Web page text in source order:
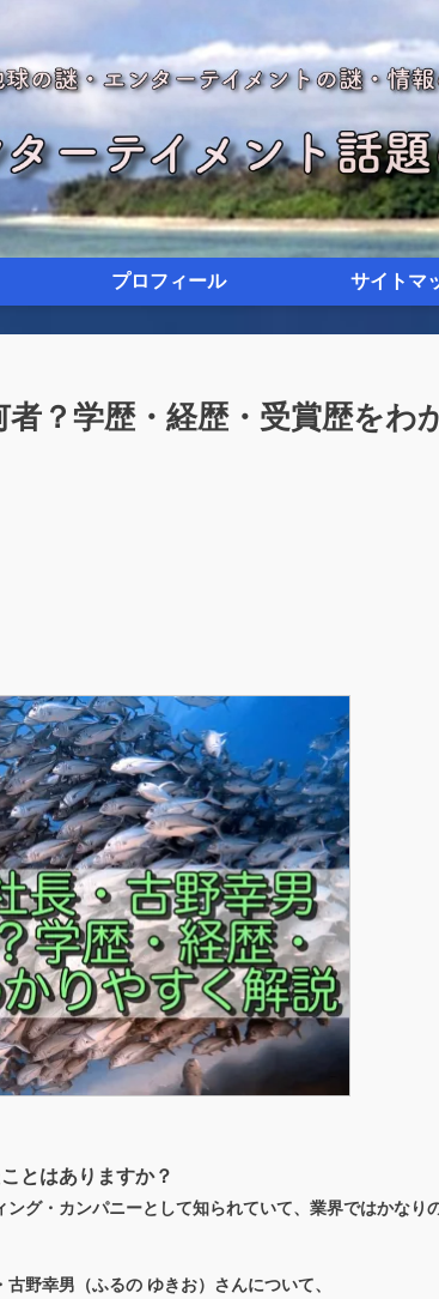
プロフィール サイトマ
？学歴・経歴・受賞歴をわ
とはありますか？
グ・カンパニーとして知られていて、業界ではかなり
古野幸男（ふるの ゆきお）さんについて、